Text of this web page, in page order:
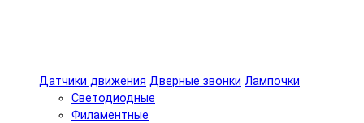
Датчики движения Дверные звонки Лампочки
Светодиодные
Филаментные